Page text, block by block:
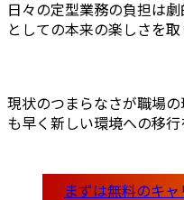
日々の定型業務の負担は
としての本来の楽しさを取
現状のつまらなさが職場
も早く新しい環境への移行